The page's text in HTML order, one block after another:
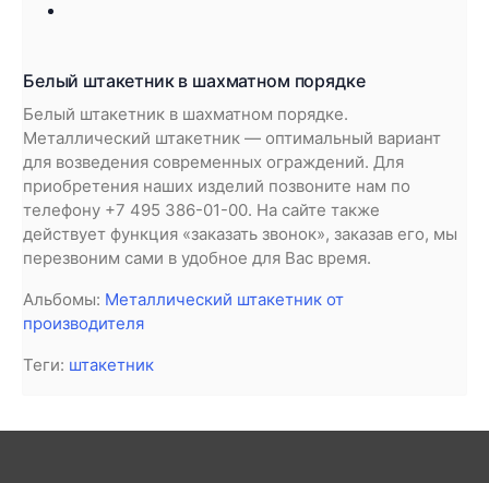
Белый штакетник в шахматном порядке
Белый штакетник в шахматном порядке.
Металлический штакетник — оптимальный вариант
для возведения современных ограждений. Для
приобретения наших изделий позвоните нам по
телефону +7 495 386-01-00. На сайте также
действует функция «заказать звонок», заказав его, мы
перезвоним сами в удобное для Вас время.
Альбомы: Металлический штакетник от
производителя
Теги: штакетник